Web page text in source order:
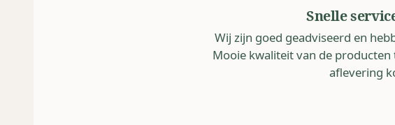
Snelle
Wij zijn goed geadviseerd en
Mooie kwaliteit van de
aflevering